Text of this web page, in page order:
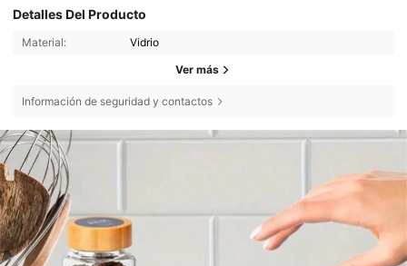
Detalles Del Producto
Material: Vidrio
Ver más
Información de seguridad y contactos